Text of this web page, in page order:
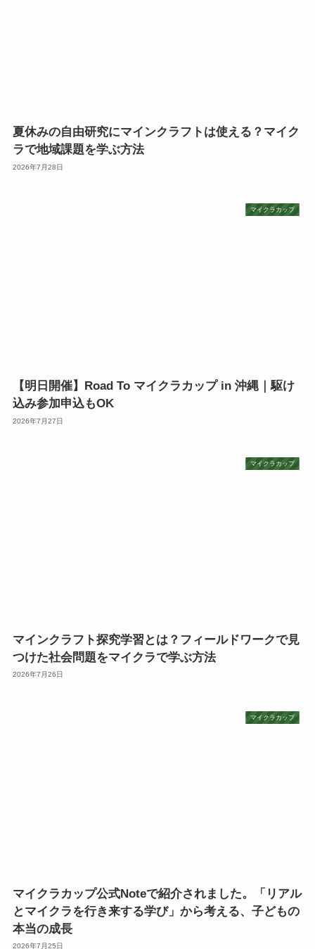
夏休みの自由研究にマインクラフトは使える？マイク
ラで地域課題を学ぶ方法
2026年7月28日
マイクラカップ
【明日開催】Road To マイクラカップ in 沖縄｜駆け
込み参加申込もOK
2026年7月27日
マイクラカップ
マインクラフト探究学習とは？フィールドワークで見
つけた社会問題をマイクラで学ぶ方法
2026年7月26日
マイクラカップ
マイクラカップ公式Noteで紹介されました。「リアル
とマイクラを行き来する学び」から考える、子どもの
本当の成長
2026年7月25日